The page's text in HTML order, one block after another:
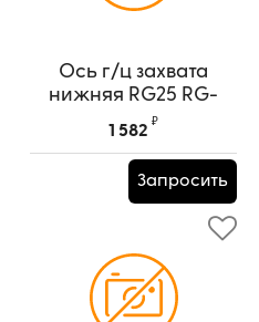
Ось г/ц захвата
нижняя RG25 RG-
25.004
1 582
₽
Запросить